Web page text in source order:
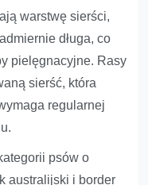
warstwę sierści,
długa, co
pielęgnacyjne. Rasy
sierść, która
regularnej
psów o
australijski i border